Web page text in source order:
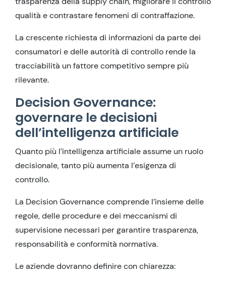
qualità e contrastare fenomeni di contraffazione.
La crescente richiesta di informazioni da parte dei
consumatori e delle autorità di controllo rende la
tracciabilità un fattore competitivo sempre più
rilevante.
Decision Governance:
governare le decisioni
dell’intelligenza artificiale
Quanto più l’intelligenza artificiale assume un ruolo
decisionale, tanto più aumenta l’esigenza di
controllo.
La Decision Governance comprende l’insieme delle
regole, delle procedure e dei meccanismi di
supervisione necessari per garantire trasparenza,
responsabilità e conformità normativa.
Le aziende dovranno definire con chiarezza: